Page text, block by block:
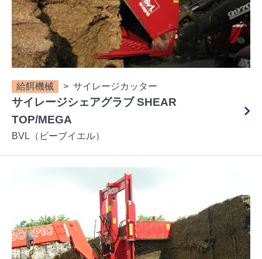
給餌機械 サイレージカッター
サイレージシェアグラブ SHEAR
TOP/MEGA
BVL（ビーブイエル）